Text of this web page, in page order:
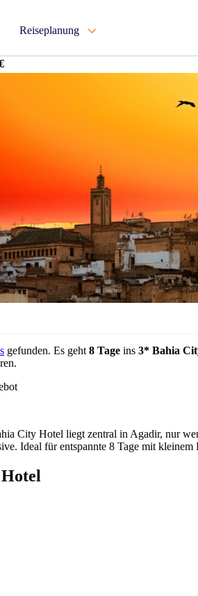
Reiseplanung
gefunden. Es geht 8 Tage ins 3* Bahia
City Hotel liegt zentral in Agadir, nur
Ideal für entspannte 8 Tage mit kleinem